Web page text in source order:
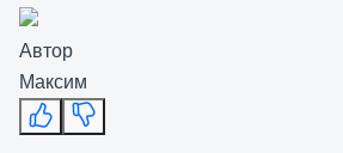
Автор
Максим